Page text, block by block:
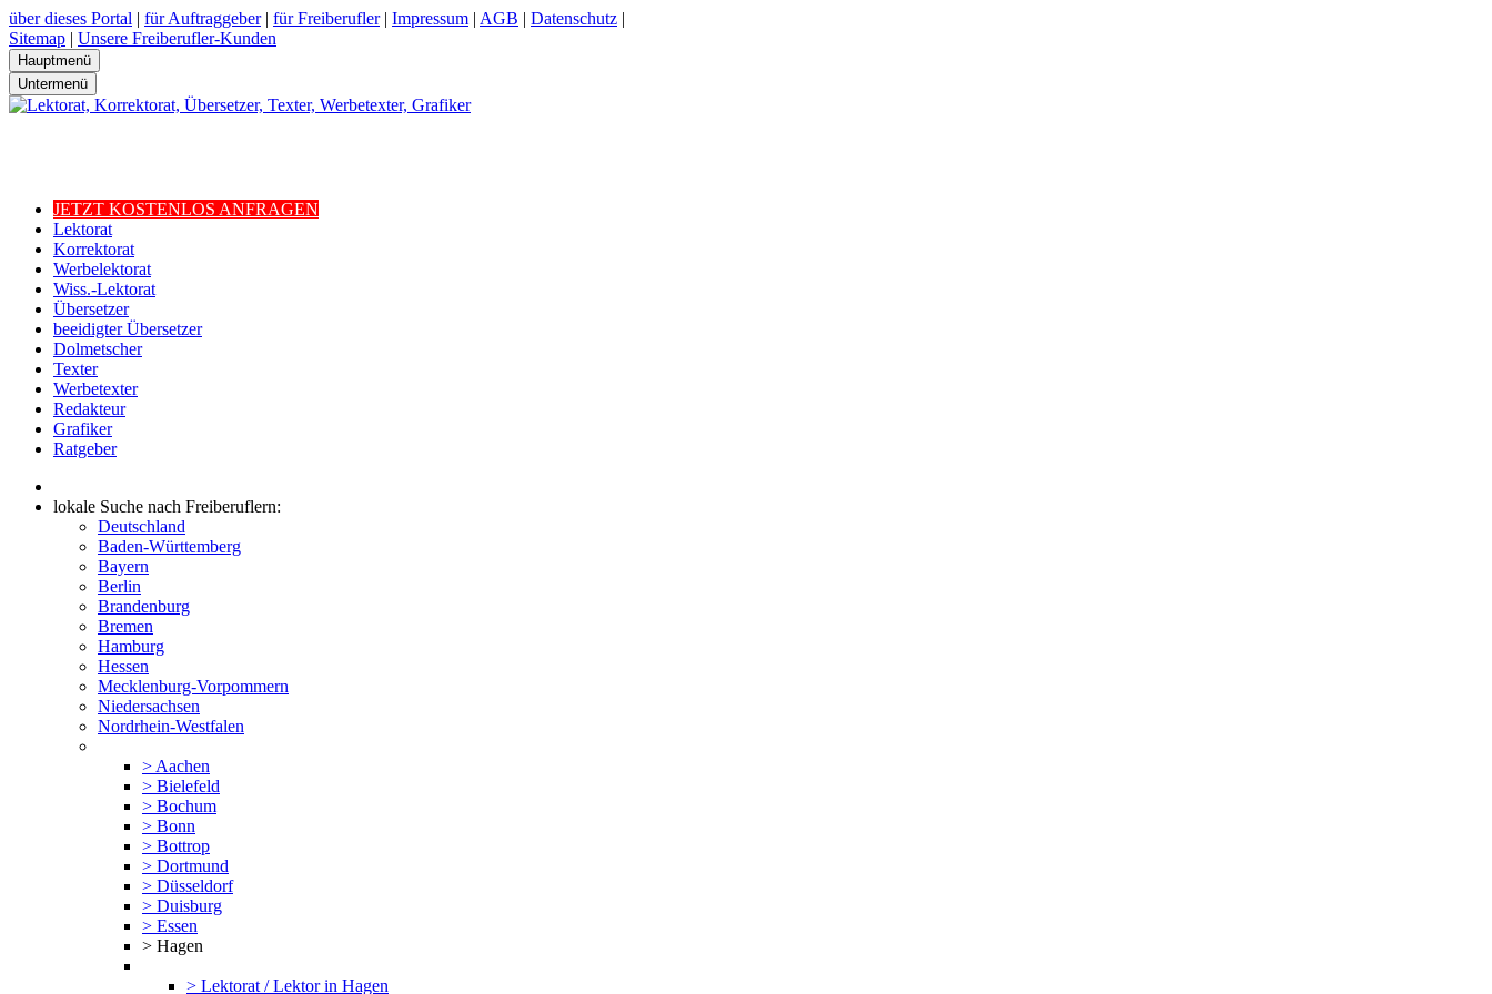
über dieses Portal | für Auftraggeber| für Freiberufler| Impressum | AGB | Datenschutz |
Sitemap | Unsere Freiberufler-Kunden
Hauptmenü
Untermenü
JETZT KOSTENLOS ANFRAGEN
Lektorat
Korrektorat
Werbelektorat
Wiss.-Lektorat
Übersetzer
beeidigter Übersetzer
Dolmetscher
Texter
Werbetexter
Redakteur
Grafiker
Ratgeber
lokale Suche nach Freiberuflern:
Deutschland
Baden-Württemberg
Bayern
Berlin
Brandenburg
Bremen
Hamburg
Hessen
Mecklenburg-Vorpommern
Niedersachsen
Nordrhein-Westfalen
> Aachen
> Bielefeld
> Bochum
> Bonn
> Bottrop
> Dortmund
> Düsseldorf
> Duisburg
> Essen
> Hagen
> Lektorat / Lektor in Hagen